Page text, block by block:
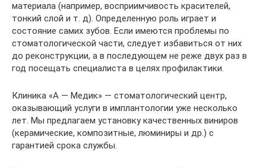
материала (например, восприимчивость красителей,
тонкий слой и т. д). Определенную роль играет и
состояние самих зубов. Если имеются проблемы по
стоматологической части, следует избавиться от них
до реконструкции, а в последующем не реже двух раз в
год посещать специалиста в целях профилактики.
Клиника «А — Медик» — стоматологический центр,
оказывающий услуги в имплантологии уже несколько
лет. Мы предлагаем установку качественных виниров
(керамические, композитные, люминиры и др.) с
гарантией срока службы.